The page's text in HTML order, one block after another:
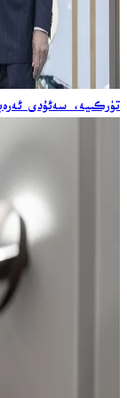
تۈركىيە، سەئۇدى